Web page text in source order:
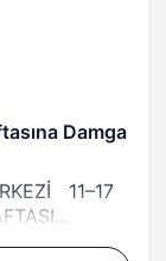
Damga
11–17